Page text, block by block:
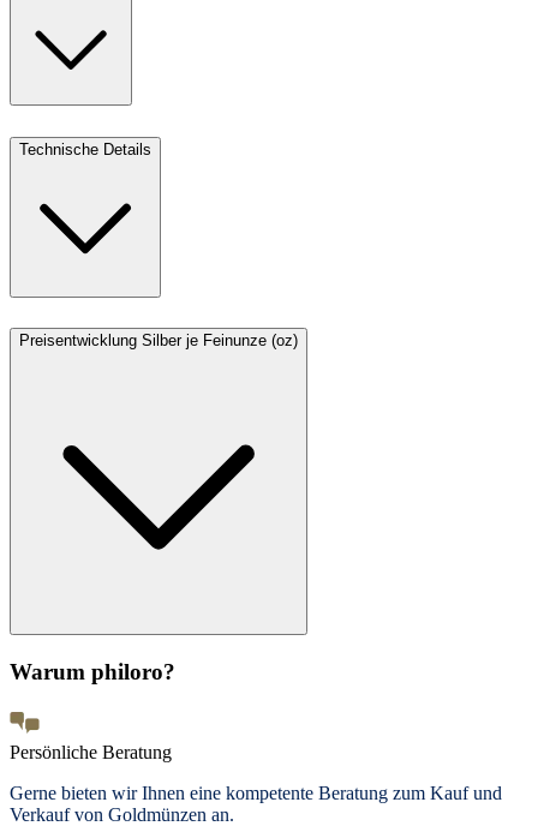
Technische Details
Preisentwicklung Silber je Feinunze (oz)
Warum philoro?
Persönliche Beratung
Gerne bieten wir Ihnen eine kompetente Beratung zum Kauf und
Verkauf von Goldmünzen an.